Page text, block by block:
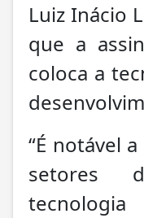
Luiz Inácio
que a
coloca a
“É notável
setores